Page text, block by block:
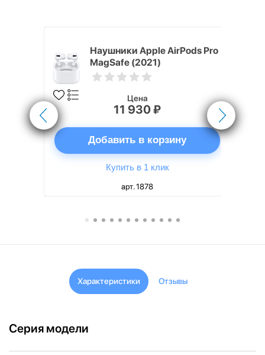
Наушники Apple AirPods Pro
MagSafe (2021)
Цена
11 930 ₽
Добавить в корзину
Купить в 1 клик
арт. 1878
Характеристики Отзывы
Серия модели